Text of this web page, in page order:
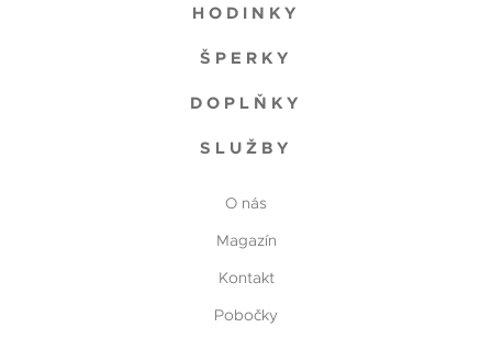
HODINKY
ŠPERKY
DOPLŇKY
SLUŽBY
O nás
Magazín
Kontakt
Pobočky